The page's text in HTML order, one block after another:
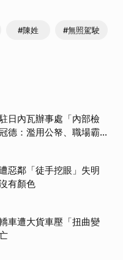
#陳姓 #無照駕駛
日內瓦辦事處「內部檢
德：濫用公帑、職場霸
單 外交部要查了
惡鄰「徒手挖眼」失明
有顏色
車遭大貨車壓「扭曲變